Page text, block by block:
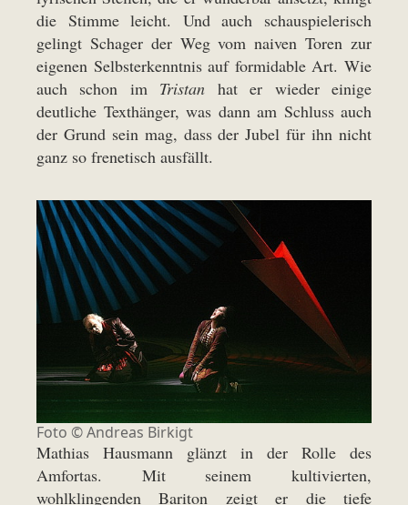
die Stimme leicht. Und auch schauspielerisch
gelingt Schager der Weg vom naiven Toren zur
eigenen Selbsterkenntnis auf formidable Art. Wie
auch schon im Tristan hat er wieder einige
deutliche Texthänger, was dann am Schluss auch
der Grund sein mag, dass der Jubel für ihn nicht
ganz so frenetisch ausfällt.
Foto ©Andreas Birkigt
Mathias Hausmann glänzt in der Rolle des
Amfortas. Mit seinem kultivierten,
wohlklingenden Bariton zeigt er die tiefe